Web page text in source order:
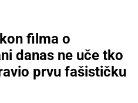
filma o
danas ne uče tko
prvu fašističku